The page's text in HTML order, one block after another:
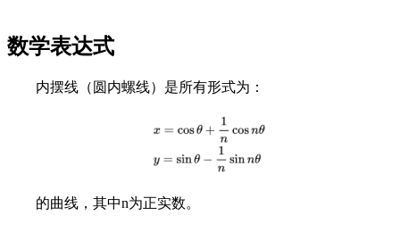
数学表达式
内摆线（圆内螺线）是所有形式为：
的曲线，其中n为正实数。